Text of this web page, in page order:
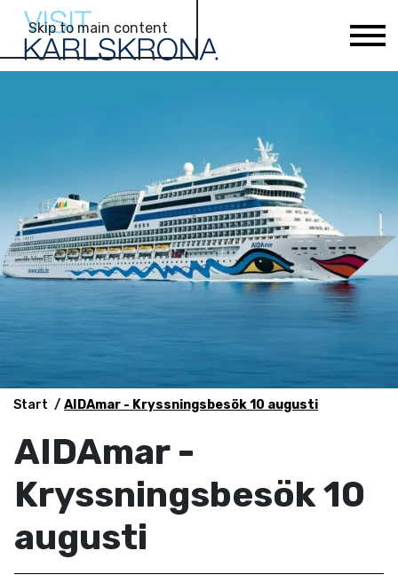
Skip to main content
Start AIDAmar - Kryssningsbesök 10 augusti
AIDAmar -
Kryssningsbesök 10
augusti